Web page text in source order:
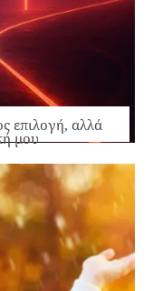
επιλογή, αλλά
μου